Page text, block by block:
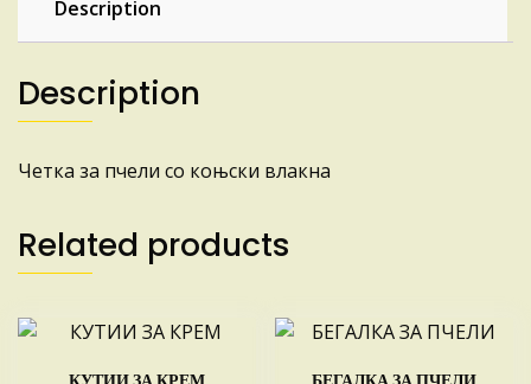
Description
Description
Четка за пчели со коњски влакна
Related products